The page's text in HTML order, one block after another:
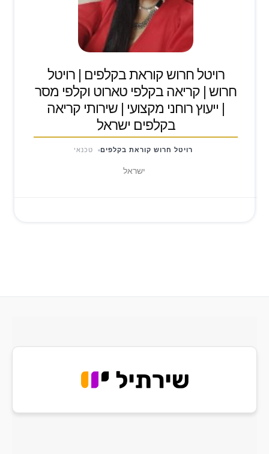
רויטל חרוש קוראת בקלפים | רויטל
חרוש | קריאה בקלפי טארוט וקלפי מסר
| ייעוץ רוחני מקצועי | שירותי קריאה
בקלפים ישראל
רויטל חרוש קוראת בקלפים טכנאי
ישראל